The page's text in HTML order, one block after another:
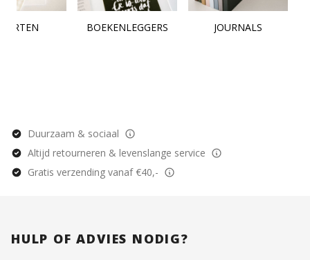
BOEKENLEGGERS JOURNALS
Duurzaam & sociaal
Altijd retourneren & levenslange service
Gratis verzending vanaf €40,-
HULP OF ADVIES NODIG?